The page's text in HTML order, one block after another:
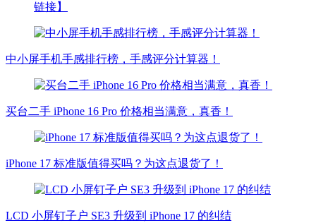
链接】
中小屏手机手感排行榜，手感评分计算器！
买台二手 iPhone 16 Pro 价格相当满意，真香！
iPhone 17 标准版值得买吗？为这点退货了！
LCD 小屏钉子户 SE3 升级到 iPhone 17 的纠结